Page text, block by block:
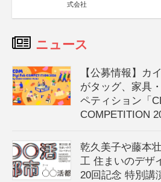
式会社
ニュース
【公募情報】カ
がタッグ、家具
ペティション「
COMPETITION
乾久美子や藤本
工 住まいのデザ
20回記念 特別講